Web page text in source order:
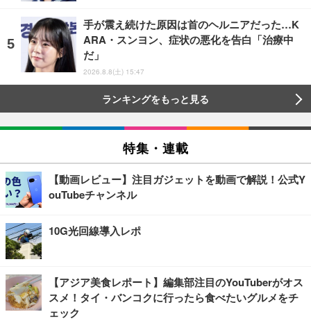
手が震え続けた原因は首のヘルニアだった…K
ARA・スンヨン、症状の悪化を告白「治療中
だ」
2026.8.8(土) 15:47
ランキングをもっと見る
特集・連載
【動画レビュー】注目ガジェットを動画で解説！公式Y
ouTubeチャンネル
10G光回線導入レポ
【アジア美食レポート】編集部注目のYouTuberがオス
スメ！タイ・バンコクに行ったら食べたいグルメをチ
ェック